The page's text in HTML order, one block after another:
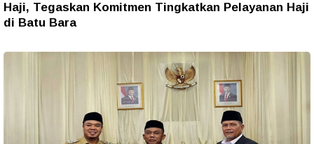
Haji, Tegaskan Komitmen Tingkatkan Pelayanan Haji
di Batu Bara